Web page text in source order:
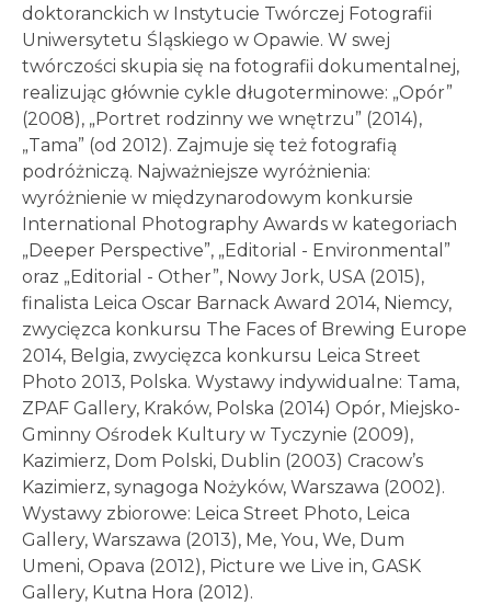
doktoranckich w Instytucie Twórczej Fotografii
Uniwersytetu Śląskiego w Opawie. W swej
twórczości skupia się na fotografii dokumentalnej,
realizując głównie cykle długoterminowe: „Opór”
(2008), „Portret rodzinny we wnętrzu” (2014),
„Tama” (od 2012). Zajmuje się też fotografią
podróżniczą. Najważniejsze wyróżnienia:
wyróżnienie w międzynarodowym konkursie
International Photography Awards w kategoriach
„Deeper Perspective”, „Editorial - Environmental”
oraz „Editorial - Other”, Nowy Jork, USA (2015),
finalista Leica Oscar Barnack Award 2014, Niemcy,
zwycięzca konkursu The Faces of Brewing Europe
2014, Belgia, zwycięzca konkursu Leica Street
Photo 2013, Polska. Wystawy indywidualne: Tama,
ZPAF Gallery, Kraków, Polska (2014) Opór, Miejsko-
Gminny Ośrodek Kultury w Tyczynie (2009),
Kazimierz, Dom Polski, Dublin (2003) Cracow’s
Kazimierz, synagoga Nożyków, Warszawa (2002).
Wystawy zbiorowe: Leica Street Photo, Leica
Gallery, Warszawa (2013), Me, You, We, Dum
Umeni, Opava (2012), Picture we Live in, GASK
Gallery, Kutna Hora (2012).